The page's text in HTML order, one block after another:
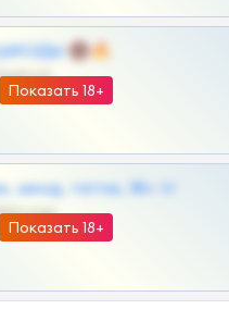
Показать 18+
ШКОДЫ 🔞🔥
@OPLATAPODPSK1BOT
Показать 18+
шкод, теток, 18+ тг
@DARK15FLOWSBOT